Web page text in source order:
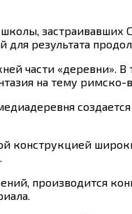
результата
части «деревни».
на тему
конструкцией
производится